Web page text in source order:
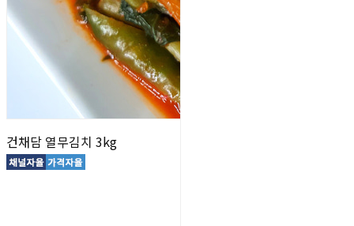
건채담 열무김치 3kg